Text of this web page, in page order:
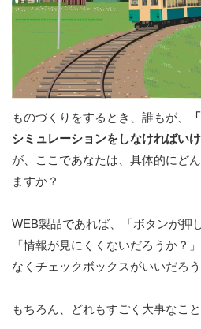
ものづくりをするとき、誰もが、
シミュレーションをしなければいけ
が、ここであなたは、具体的にど
ますか？
WEB製品であれば、「ボタンが押
「情報が見にくくないだろうか？
なくチェックボックスがいいだろう
もちろん、どれもすごく大事なこと